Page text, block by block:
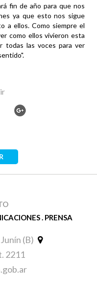
fin de año para que nos
ya que esto nos sigue
a ellos. Como siempre el
como ellos vivieron esta
todas las voces para ver
. PRENSA
(B)
2211